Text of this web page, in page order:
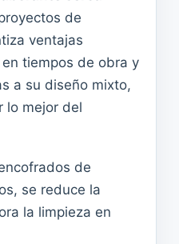
de
ventajas
tiempos de obra y
a su diseño mixto,
lo mejor del
de
se reduce la
la limpieza en